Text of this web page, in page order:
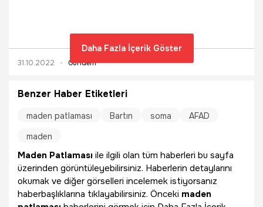
31.10.2022 Gündem
Daha Fazla İçerik Göster
Benzer Haber Etiketleri
maden patlaması Bartın soma
AFAD
maden
Maden Patlaması ile ilgili olan tüm haberleri bu sayfa
üzerinden görüntüleyebilirsiniz. Haberlerin detaylarını
okumak ve diğer görselleri incelemek istiyorsanız
haberbaşlıklarına tıklayabilirsiniz. Önceki maden